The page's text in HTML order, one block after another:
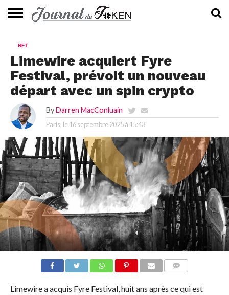
📰
EVALUATION
GUIDE
TENDANCES
À
CONTACTEZ-
NFT
Limewire acquiert Fyre
Festival, prévoit un nouveau
départ avec un spin crypto
By Darren MacConluain
Paris, le 16 septembre 2025 à 15:43
Limewire a acquis Fyre Festival, huit ans après ce qui est